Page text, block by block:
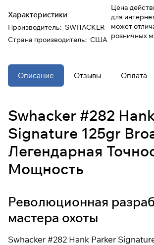
Характеристики
Производитель: SWHACKER
Страна производитель: США
Цена
для
может
розничных
Описание Отзывы Оплата
Swhacker #282
Signature 125gr
Легендарная
Мощность
Революционная
мастера охоты
Swhacker #282 Hank Parker
Оплачивайте сегодня
картой любого банка
выбранный способом
Оставшиеся75% будут
списыватьсяс вашей карты
по25%каждые 2 недели
* При оплате через
скидки по купонам не
Подробнее
об оплате Плайтом